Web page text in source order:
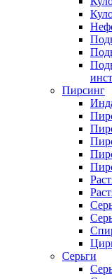
Пирсинг
Серьги